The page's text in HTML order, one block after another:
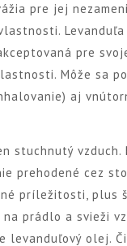
pre jej
Levanduľa
pre
Môže sa
aj
stuchnutý vzduch.
prehodené cez
príležitosti, plus
na prádlo a svieži
levanduľový olej. Či